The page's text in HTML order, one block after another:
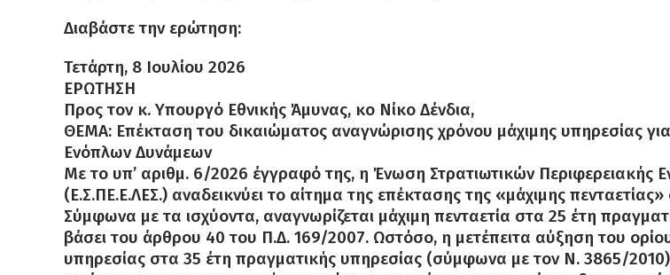
Διαβάστε την ερώτηση:
Τετάρτη, 8 Ιουλίου 2026
ΕΡΩΤΗΣΗ
Προς τον κ. Υπουργό Εθνικής Άμυνας, κο Νίκο Δένδια,
ΘΕΜΑ: Επέκταση του δικαιώματος αναγνώρισης χρόνου μάχιμης υπηρεσίας
Ενόπλων Δυνάμεων
Με το υπ’ αριθμ. 6/2026 έγγραφό της, η Ένωση Στρατιωτικών Περιφερειακής
(Ε.Σ.ΠΕ.Ε.ΛΕΣ.) αναδεικνύει το αίτημα της επέκτασης της «μάχιμης πενταετίας»
Σύμφωνα με τα ισχύοντα, αναγνωρίζεται μάχιμη πενταετία στα 25 έτη
βάσει του άρθρου 40 του Π.Δ. 169/2007. Ωστόσο, η μετέπειτα αύξηση του
υπηρεσίας στα 35 έτη πραγματικής υπηρεσίας (σύμφωνα με τον Ν. 3865/